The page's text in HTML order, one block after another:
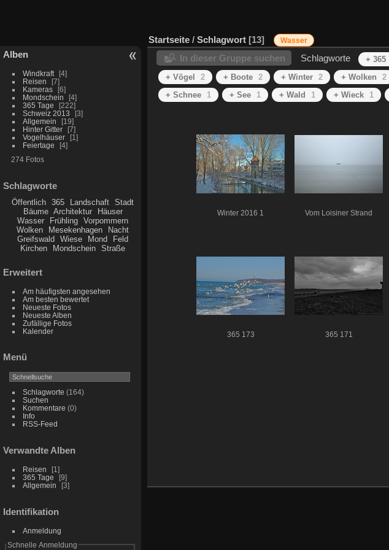
Alben
Windkraft
4
Reisen
7
Kameras
6
Mondschein
4
365 Tage
222
Schweiz 2013
3
Allgemein
19
Hinter Gitter
7
Vogelhäuser
1
Feiertage
4
274 Fotos
Schlagworte
Öffentlich 365 Landschaft
Stadt
Bäume Architektur
Häuser
Wasser
Frühling
Vorpommern
Wolken
Mesekenhagen
Nacht
Greifswald
Wiese Mond
Feld
Kirchen
Mondschein Straße
Erweitert
Am häufigsten angesehen
Am besten bewertet
Neueste Fotos
Neueste Alben
Zufällige Fotos
Kalender
Menü
Schlagworte (164)
Suchen
Kommentare (0)
Info
RSS-Feed
Verwandte Alben
Reisen
1
365 Tage
9
Allgemein
3
Identifikation
Anmeldung
Schnelle Anmeldung
Startseite / Schlagwort 13 Wasser
In dieser Gruppe suchen Schlagworte + 365
+ Vögel
2 + Boote 2 + Winter 2 + Wolken 2
+ Schnee
1 + See 1 + Wald 1 + Wieck 1
Winter 2016 1 Vom Loisiner Strand
365 173 365 171